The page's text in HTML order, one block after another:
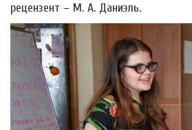
рецензент – М. А. Даниэль.